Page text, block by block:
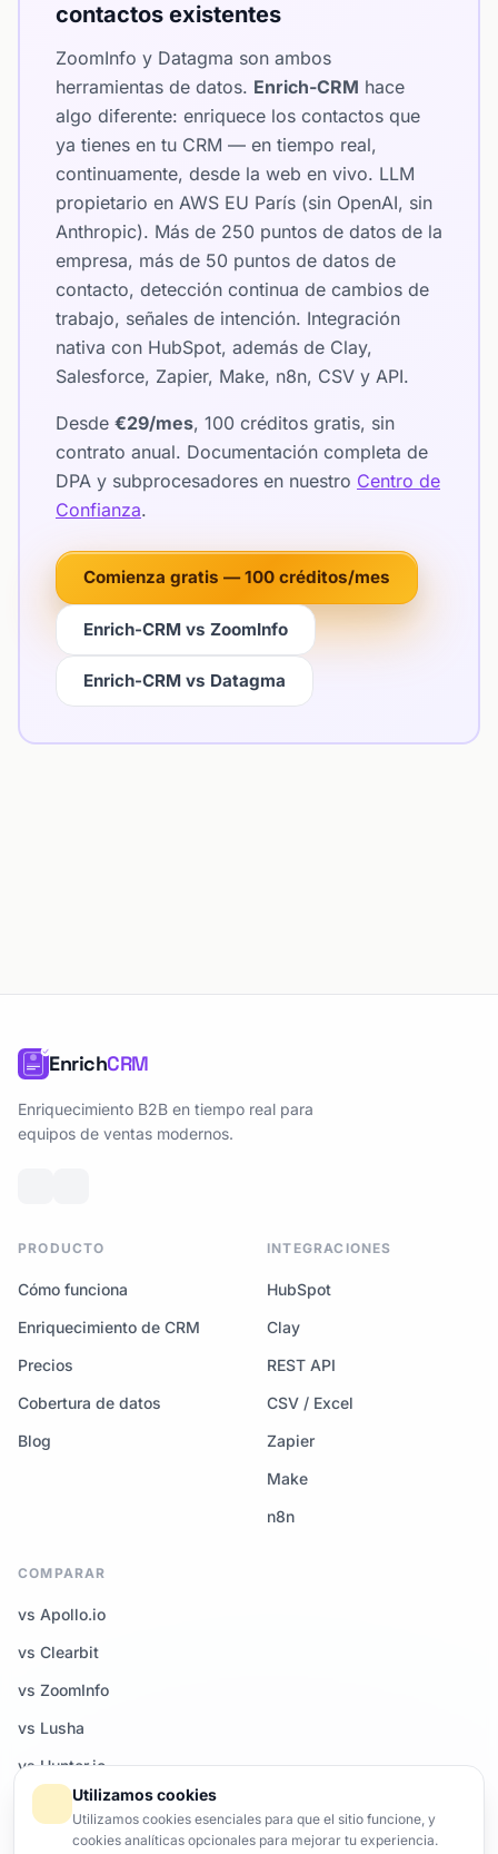
contactos existentes
ZoomInfo y Datagma son ambos
herramientas de datos. Enrich-CRM hace
algo diferente: enriquece los contactos que
ya tienes en tu CRM — en tiempo real,
continuamente, desde la web en vivo. LLM
propietario en AWS EU París (sin OpenAI, sin
Anthropic). Más de 250 puntos de datos de la
empresa, más de 50 puntos de datos de
contacto, detección continua de cambios de
trabajo, señales de intención. Integración
nativa con HubSpot, además de Clay,
Salesforce, Zapier, Make, n8n, CSV y API.
Desde €29/mes, 100 créditos gratis, sin
contrato anual. Documentación completa de
DPA y subprocesadores en nuestro Centro de
Confianza.
Comienza gratis — 100 créditos/mes
Enrich-CRM vs ZoomInfo
Enrich-CRM vs Datagma
EnrichCRM
Enriquecimiento B2B en tiempo real para
equipos de ventas modernos.
PRODUCTO
Cómo funciona
Enriquecimiento de CRM
Precios
Cobertura de datos
Blog
INTEGRACIONES
HubSpot
Clay
REST API
CSV / Excel
Zapier
Make
n8n
COMPARAR
vs Apollo.io
vs Clearbit
vs ZoomInfo
vs Lusha
vs Hunter.io
Todas las comparativas →
Utilizamos cookies
Utilizamos cookies esenciales para que el sitio funcione, y
cookies analíticas opcionales para mejorar tu experiencia.